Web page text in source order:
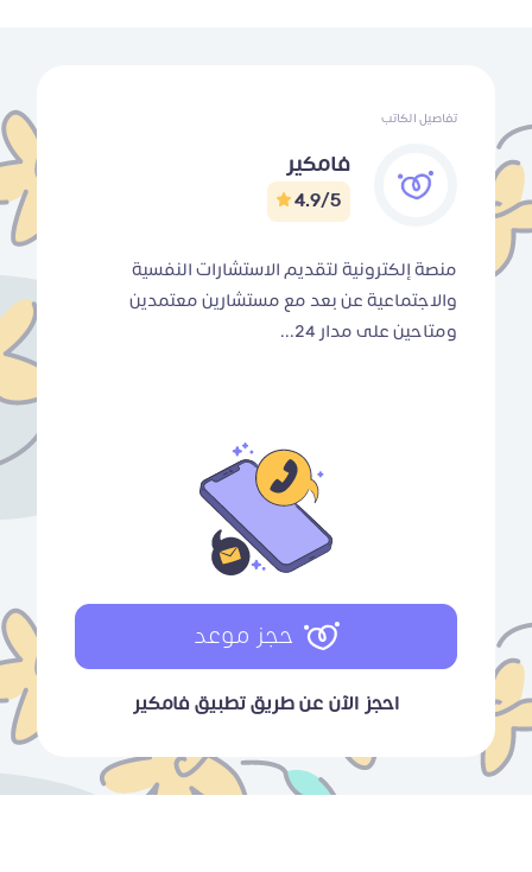
تفاصيل الكاتب
فامكير
4.9/5
منصة إلكترونية لتقديم الاستشارات النفسية
والاجتماعية عن بعد مع مستشارين معتمدين
ومتاحين على مدار 24...
حجز موعد
احجز الآن عن طريق تطبيق فامكير